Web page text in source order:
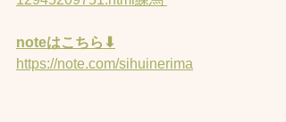
noteはこちら⬇︎
https://note.com/sihuinerima